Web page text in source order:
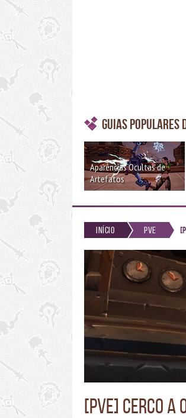
Guias
Aparências Ocultas de
Artefatos
Início PvE
[PvE] Cerco a